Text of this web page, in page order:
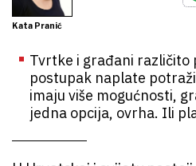
Kata Pranić
Tvrtke i građani različito
postupak naplate
imaju više mogućnosti,
jedna opcija, ovrha. Ili